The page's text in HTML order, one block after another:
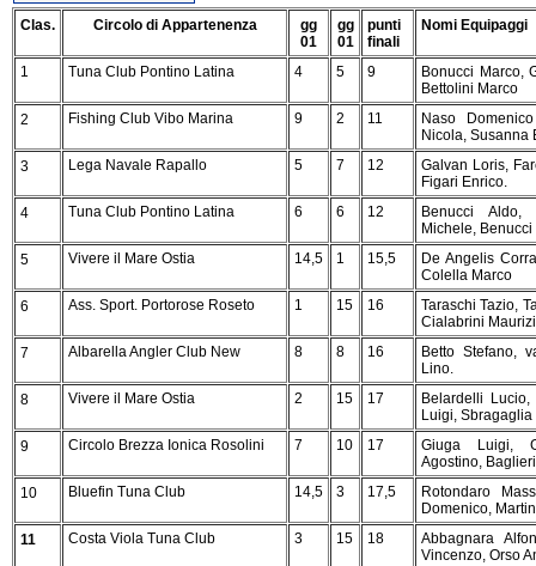
Clas. Circolo di Appartenenza
gg
01
gg
01
punti
finali
Nomi Equipaggi
1 Tuna Club Pontino Latina 4 5 9
Bonucci Marco,
Bettolini Marco
2
Fishing Club Vibo Marina 9 2 11
Naso
Nicola, Susanna
3
Lega Navale Rapallo 5 7 12
Galvan Loris,
Figari Enrico.
4
Tuna Club Pontino Latina 6 6 12
Benucci Aldo,
Michele,
5
Vivere il Mare Ostia 14,5 1 15,5
De Angelis
Colella Marco
6
Ass. Sport. Portorose Roseto 1 15 16
Taraschi Tazio,
Cialabrini
7
Albarella Angler Club New 8 8 16
Betto Stefano,
Lino.
8
Vivere il Mare Ostia 2 15 17
Belardelli
Luigi, Sbragaglia
9
Circolo Brezza Ionica Rosolini 7 10 17
Giuga Luigi,
Agostino,
10
Bluefin Tuna Club 14,5 3 17,5
Rotondaro
Domenico,
11
Costa Viola Tuna Club 3 15 18
Abbagnara
Vincenzo, Orso